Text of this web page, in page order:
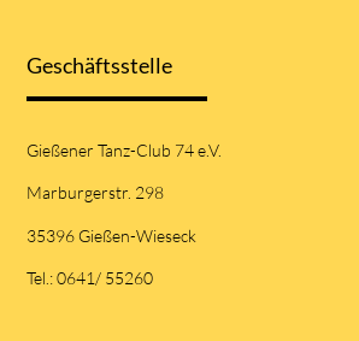
Geschäftsstelle
Gießener Tanz-Club 74 e.V.
Marburgerstr. 298
35396 Gießen-Wieseck
Tel.: 0641/ 55260